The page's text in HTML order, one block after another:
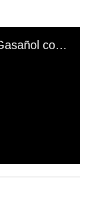
El mal momento de Yanina Gasañol con un hincha argentino en "Subrayado"